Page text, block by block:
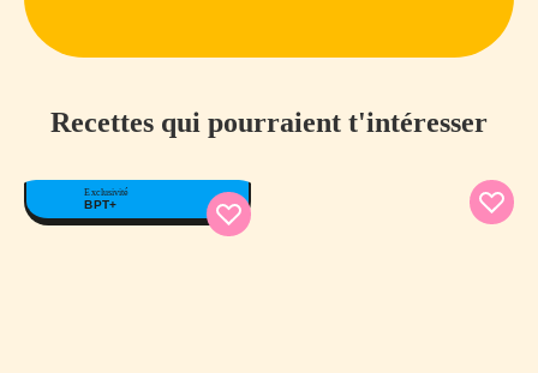
Recettes qui pourraient t'intéresser
Exclusivité
BPT+